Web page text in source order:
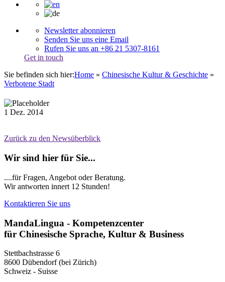
Newsletter abonnieren
Senden Sie uns eine Email
Rufen Sie uns an +86 21 5307-8161
Get in touch
Sie befinden sich hier:Home » Chinesische Kultur & Geschichte »
Verbotene Stadt
1 Dez. 2014
Zurück zu den Newsüberblick
Wir sind hier für Sie...
....für Fragen, Angebot oder Beratung.
Wir antworten innert 12 Stunden!
Kontaktieren Sie uns
MandaLingua - Kompetenzcenter
für Chinesische Sprache, Kultur & Business
Stettbachstrasse 6
8600 Dübendorf (bei Zürich)
Schweiz - Suisse